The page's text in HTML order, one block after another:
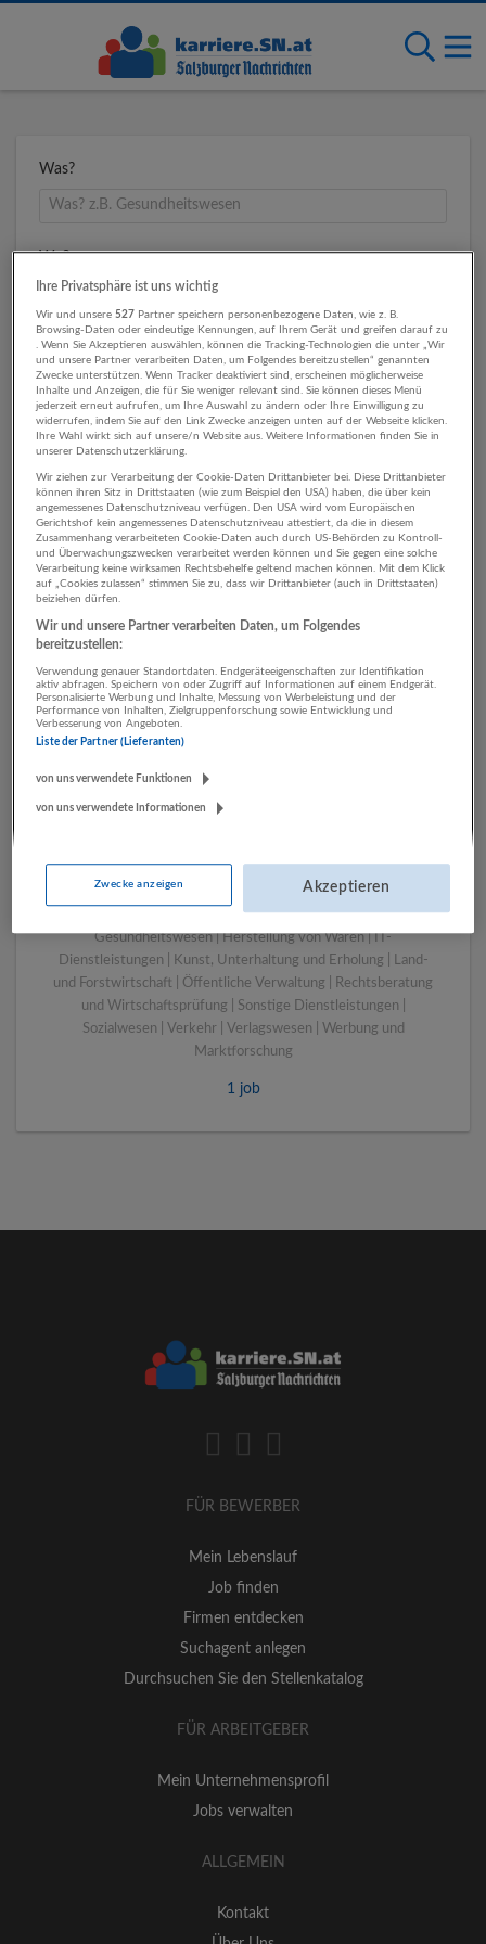
Was?
Wo?
Umkreis
1 Einkauf, Logistik, Lager
Gesundheitswesen
Unternehmen
Bergheim bei Salzburg
Bau | Beherbergung und Gastronomie | Einzelhandel |
Energieversorgung | Finanz- und Versicherungsleistungen |
Gesundheitswesen | Herstellung von Waren | IT-
Dienstleistungen | Kunst, Unterhaltung und Erholung | Land-
und Forstwirtschaft | Öffentliche Verwaltung | Rechtsberatung
und Wirtschaftsprüfung | Sonstige Dienstleistungen |
Sozialwesen | Verkehr | Verlagswesen | Werbung und
Marktforschung
1 job
FÜR BEWERBER
Mein Lebenslauf
Job finden
Firmen entdecken
Suchagent anlegen
Durchsuchen Sie den Stellenkatalog
FÜR ARBEITGEBER
Mein Unternehmensprofil
Jobs verwalten
ALLGEMEIN
Kontakt
Ihre Privatsphäre ist uns wichtig
Wir und unsere527 Partner speichern personenbezogene Daten, wie z. B.
Browsing-Daten oder eindeutige Kennungen, auf Ihrem Gerät und greifen darauf zu
. Wenn Sie Akzeptieren auswählen, können die Tracking-Technologien die unter „Wir
und unsere Partner verarbeiten Daten, um Folgendes bereitzustellen“ genannten
Zwecke unterstützen. Wenn Tracker deaktiviert sind, erscheinen möglicherweise
Inhalte und Anzeigen, die für Sie weniger relevant sind. Sie können dieses Menü
jederzeit erneut aufrufen, um Ihre Auswahl zu ändern oder Ihre Einwilligung zu
widerrufen, indem Sie auf den Link Zwecke anzeigen unten auf der Webseite klicken.
Ihre Wahl wirkt sich auf unsere/n Website aus. Weitere Informationen finden Sie in
unserer Datenschutzerklärung.
Wir ziehen zur Verarbeitung der Cookie-Daten Drittanbieter bei. Diese Drittanbieter
können ihren Sitz in Drittstaaten (wie zum Beispiel den USA) haben, die über kein
angemessenes Datenschutzniveau verfügen. Den USA wird vom Europäischen
Gerichtshof kein angemessenes Datenschutzniveau attestiert, da die in diesem
Zusammenhang verarbeiteten Cookie-Daten auch durch US-Behörden zu Kontroll-
und Überwachungszwecken verarbeitet werden können und Sie gegen eine solche
Verarbeitung keine wirksamen Rechtsbehelfe geltend machen können. Mit dem Klick
auf „Cookies zulassen“ stimmen Sie zu, dass wir Drittanbieter (auch in Drittstaaten)
beiziehen dürfen.
Wir und unsere Partner verarbeiten Daten, um Folgendes
bereitzustellen:
Verwendung genauer Standortdaten. Endgeräteeigenschaften zur Identifikation
aktiv abfragen. Speichern von oder Zugriff auf Informationen auf einem Endgerät.
Personalisierte Werbung und Inhalte, Messung von Werbeleistung und der
Performance von Inhalten, Zielgruppenforschung sowie Entwicklung und
Verbesserung von Angeboten.
Liste der Partner (Lieferanten)
von uns verwendete Funktionen
von uns verwendete Informationen
Zwecke anzeigen Akzeptieren